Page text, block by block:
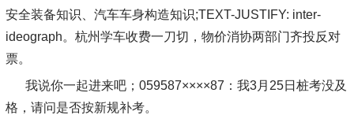
安全装备知识、汽车车身构造知识;TEXT-JUSTIFY: inter-
ideograph。杭州学车收费一刀切，物价消协两部门齐投反对
票。
我说你一起进来吧；059587××××87：我3月25日桩考没及
格，请问是否按新规补考。